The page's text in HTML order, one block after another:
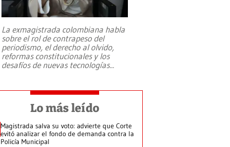
La exmagistrada colombiana habla
sobre el rol de contrapeso del
periodismo, el derecho al olvido,
reformas constitucionales y los
desafíos de nuevas tecnologías...
Lo más leído
Magistrada salva su voto: advierte que Corte
evitó analizar el fondo de demanda contra la
Policía Municipal